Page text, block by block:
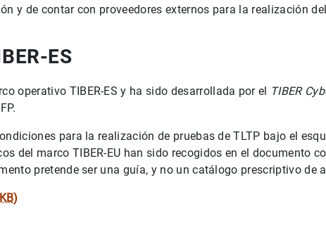
y de contar con proveedores externos para la realización
ES
operativo TIBER-ES y ha sido desarrollada por el TIBER
para la realización de pruebas de TLTP bajo el
del marco TIBER-EU han sido recogidos en el documento
pretende ser una guía, y no un catálogo prescriptivo de
KB)